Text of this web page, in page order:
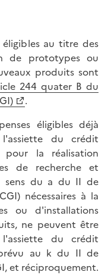
au titre des
de prototypes ou
produits sont
244 quater B du
.
éligibles déjà
du crédit
pour la réalisation
de recherche et
sens du a du II de
nécessaires à la
ou d'installations
ne peuvent être
du crédit
au k du II de
et réciproquement.